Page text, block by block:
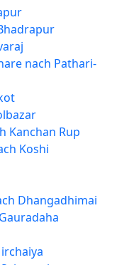
nach Pathari-
Kanchan Rup
Koshi
Dhangadhimai